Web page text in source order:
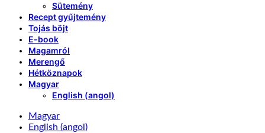
Sütemény
Recept gyűjtemény
Tojás böjt
E-book
Magamról
Merengő
Hétköznapok
Magyar
English (angol)
Magyar
English (angol )